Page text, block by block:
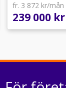
fr. 3 872 kr/mån
239 000 kr